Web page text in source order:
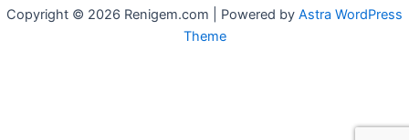
Copyright © 2026 Renigem.com | Powered by Astra WordPress
Theme